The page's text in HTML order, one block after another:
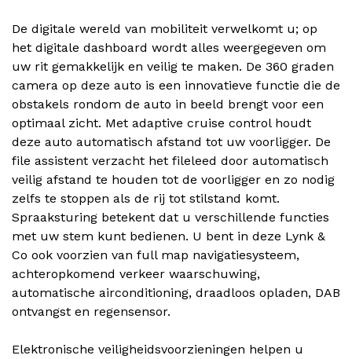
De digitale wereld van mobiliteit verwelkomt u; op
het digitale dashboard wordt alles weergegeven om
uw rit gemakkelijk en veilig te maken. De 360 graden
camera op deze auto is een innovatieve functie die de
obstakels rondom de auto in beeld brengt voor een
optimaal zicht. Met adaptive cruise control houdt
deze auto automatisch afstand tot uw voorligger. De
file assistent verzacht het fileleed door automatisch
veilig afstand te houden tot de voorligger en zo nodig
zelfs te stoppen als de rij tot stilstand komt.
Spraaksturing betekent dat u verschillende functies
met uw stem kunt bedienen. U bent in deze Lynk &
Co ook voorzien van full map navigatiesysteem,
achteropkomend verkeer waarschuwing,
automatische airconditioning, draadloos opladen, DAB
ontvangst en regensensor.
Elektronische veiligheidsvoorzieningen helpen u